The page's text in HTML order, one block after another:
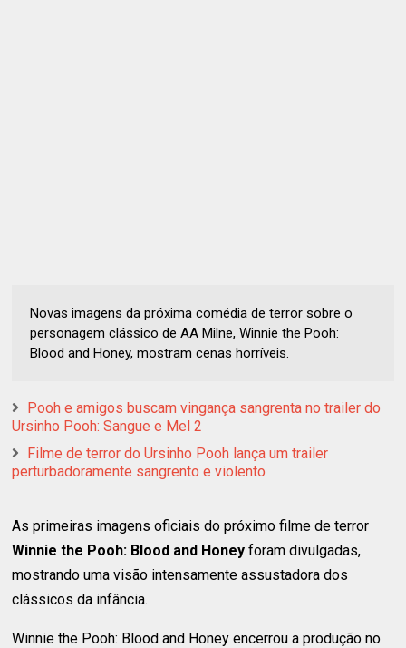
Novas imagens da próxima comédia de terror sobre o
personagem clássico de AA Milne, Winnie the Pooh:
Blood and Honey, mostram cenas horríveis.
Pooh e amigos buscam vingança sangrenta no trailer do
Ursinho Pooh: Sangue e Mel 2
Filme de terror do Ursinho Pooh lança um trailer
perturbadoramente sangrento e violento
As primeiras imagens oficiais do próximo filme de terror
Winnie the Pooh: Blood and Honey foram divulgadas,
mostrando uma visão intensamente assustadora dos
clássicos da infância.
Winnie the Pooh: Blood and Honey encerrou a produção no